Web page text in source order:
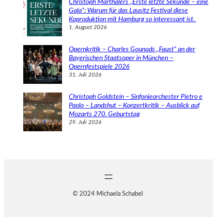
Christoph Marthalers „Erste letzte Sekunde – eine
Gala“: Warum für das Lausitz Festival diese
Koproduktion mit Hamburg so interessant ist.
1. August 2026
Opernkritik – Charles Gounods „Faust“ an der
Bayerischen Staatsoper in München –
Opernfestspiele 2026
31. Juli 2026
Christoph Goldstein – Sinfonieorchester Pietro e
Paolo – Landshut – Konzertkritik – Ausblick auf
Mozarts 270. Geburtstag
29. Juli 2026
© 2024 Michaela Schabel